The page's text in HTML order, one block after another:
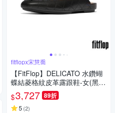
fitflopx宋慧喬
【FitFlop】DELICATO 水鑽蝴
蝶結菱格紋皮革露跟鞋-女(黑
色)
$3,727 89折
5 (2)